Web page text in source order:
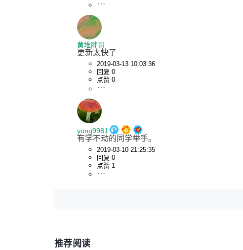
黄堆胖哥
更新太快了
2019-03-13 10:03:36
回复 0
点赞 0
yong9981
有学不动的同学举手。
2019-03-10 21:25:35
回复 0
点赞 1
推荐阅读